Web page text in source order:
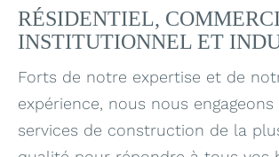
RÉSIDENTIEL,
INSTITUTIONNEL ET
Forts de notre expertise et de
expérience, nous nous
services de construction de la